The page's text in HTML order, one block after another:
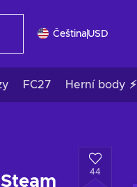
Čeština USD
FC27 Herní body ⚡
44